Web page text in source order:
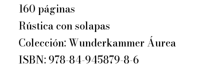
160 páginas
Rústica con solapas
Colección: Wunderkammer Áurea
ISBN: 978-84-945879-8-6